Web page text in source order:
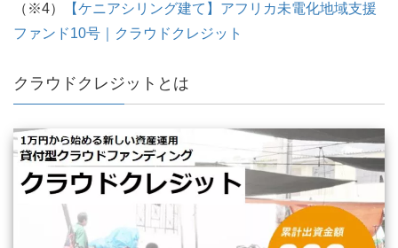
（※4）
【ケニアシリング建て】アフリカ未電化地域支援
ファンド10号｜クラウドクレジット
クラウドクレジットとは